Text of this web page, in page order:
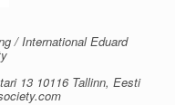
/ International Eduard
13 10116 Tallinn, Eesti